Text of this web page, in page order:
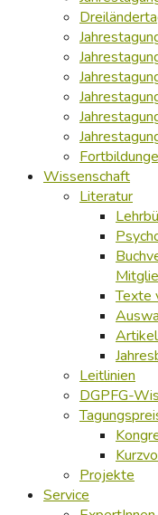
Wissenschaft
Literatur
Texte
Leitlinien
DGPFG-
Projekte
Service